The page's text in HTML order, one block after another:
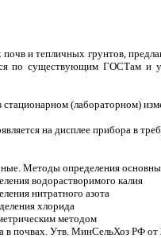
почв и тепличных грунтов,
по существующим ГОСТам и
(лабораторном)
на дисплее прибора
Методы определения
водорастворимого калия
нитратного азота
хлорида
методом
почвах. Утв. МинСельХоз РФ от